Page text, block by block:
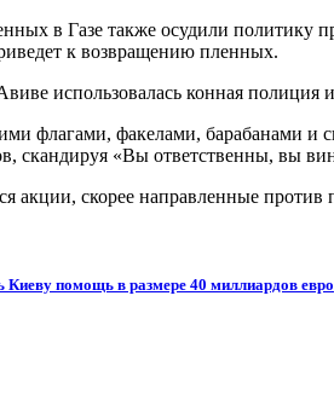
в Газе также осудили политику
к возвращению пленных.
использовалась конная
флагами, факелами, барабанами и
скандируя «Вы ответственны, вы
акции, скорее направленные против
помощь в размере 40 миллиардов евро